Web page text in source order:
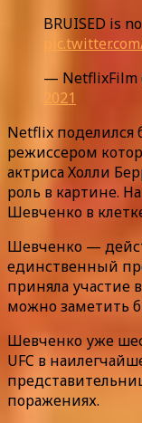
BRUISED is
— NetflixFilm
2021
Netflix поделился
режиссером
актриса Холли
роль в картине.
Шевченко в
Шевченко —
единственный
приняла участие
можно заметить
Шевченко уже
UFC в
поражениях.